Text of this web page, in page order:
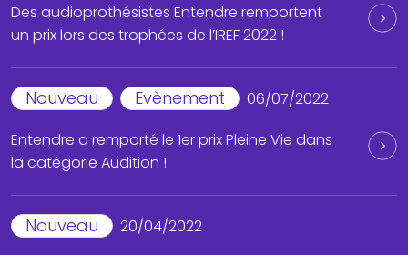
Des audioprothésistes Entendre remportent
un prix lors des trophées de l’IREF 2022 !
Nouveau Evènement
06/07/2022
Entendre a remporté le 1er prix Pleine Vie dans
la catégorie Audition !
Nouveau
20/04/2022